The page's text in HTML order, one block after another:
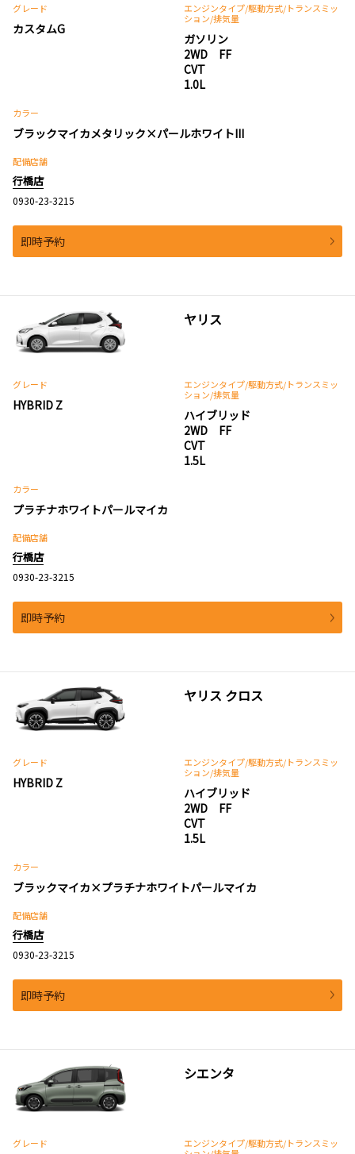
グレード
カスタムG
エンジンタイプ/駆動方式/トランスミッ
ション/排気量
ガソリン
2WD FF
CVT
1.0L
カラー
ブラックマイカメタリック×パールホワイトIII
配備店舗
行橋店
0930-23-3215
即時予約
ヤリス
グレード
HYBRID Z
エンジンタイプ/駆動方式/トランスミッ
ション/排気量
ハイブリッド
2WD FF
CVT
1.5L
カラー
プラチナホワイトパールマイカ
配備店舗
行橋店
0930-23-3215
即時予約
ヤリス クロス
グレード
HYBRID Z
エンジンタイプ/駆動方式/トランスミッ
ション/排気量
ハイブリッド
2WD FF
CVT
1.5L
カラー
ブラックマイカ×プラチナホワイトパールマイカ
配備店舗
行橋店
0930-23-3215
即時予約
シエンタ
グレード エンジンタイプ/駆動方式/トランスミッ